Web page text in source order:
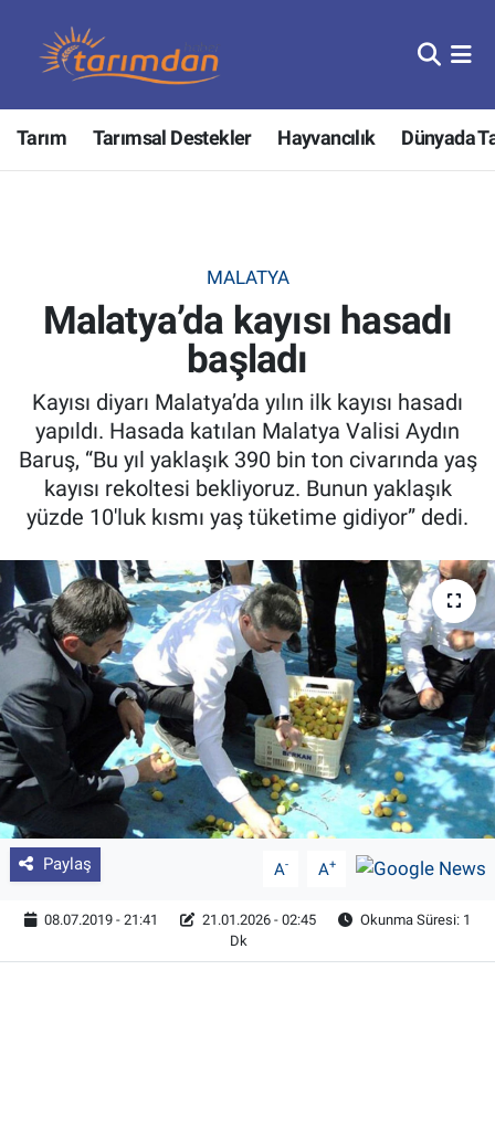
Tarım Tarımsal Destekler Hayvancılık Dünyada
MALATYA
Malatya’da kayısı hasadı
başladı
Kayısı diyarı Malatya’da yılın ilk kayısı hasadı
yapıldı. Hasada katılan Malatya Valisi Aydın
Baruş, “Bu yıl yaklaşık 390 bin ton civarında yaş
kayısı rekoltesi bekliyoruz. Bunun yaklaşık
yüzde 10'luk kısmı yaş tüketime gidiyor” dedi.
Paylaş A- A+
08.07.2019 - 21:41 21.01.2026 - 02:45
Okunma Süresi: 1
Dk
Tarım
Hayvancılık
Tarımsal Destekler
Tarım Bakanlığı
TZOB
Tarım Kredi Kooperatifleri
Et fiyatları
Tarım Bilgisi
Yetiştirici Soruyor
Dünyada Tarım
Üretici Birlikleri
Şeker ve Şekerli Mamüller
Tahıllar ve Baklagiller
Nöbetçi Eczaneler
Hava Durumu
Tüm Manşetler
Son Dakika Haberleri
Haber Arşivi